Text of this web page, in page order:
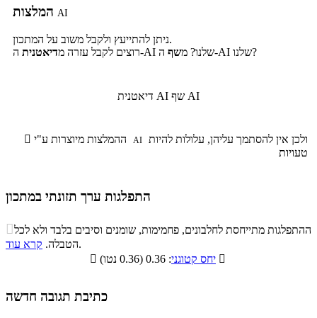
AI
ניתן להתייעץ ולקבל משוב על המתכון.
רוצים לקבל עזרה מדיאטנית ה-AI שלנו? משף ה-AI שלנו?
דיאטנית AI שף AI
 AI
טעויות
התפלגות ערך תזונתי במתכון
התפלגות ערך תזונתי במתכון
סיבים
תזונתיים
שומנים חלבונים
7.1% 66.5%
ההתפלגות מתייחסת לחלבונים, פחמימות, שומנים וסיבים בלבד ולא לכל
הטבלה. קרא עוד
.

יחס קטוגני 
כתיבת תגובה חדשה